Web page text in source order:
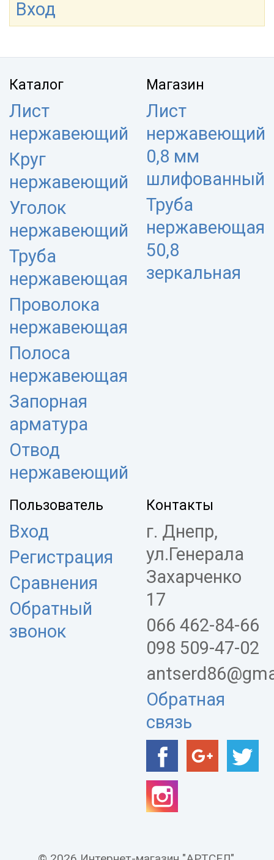
Вход
Каталог
Лист
нержавеющий
Круг
нержавеющий
Уголок
нержавеющий
Труба
нержавеющая
Проволока
нержавеющая
Полоса
нержавеющая
Запорная
арматура
Отвод
нержавеющий
Магазин
Лист
нержавеющий
0,8 мм
шлифованный
Труба
нержавеющая
50,8
зеркальная
Пользователь
Вход
Регистрация
Сравнения
Обратный
звонок
Контакты
г. Днепр,
ул.Генерала
Захарченко
17
066 462-84-66
098 509-47-02
Обратная
связь